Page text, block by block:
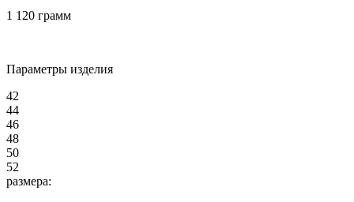
1 120 грамм
Параметры изделия
42
44
46
48
50
52
размера: